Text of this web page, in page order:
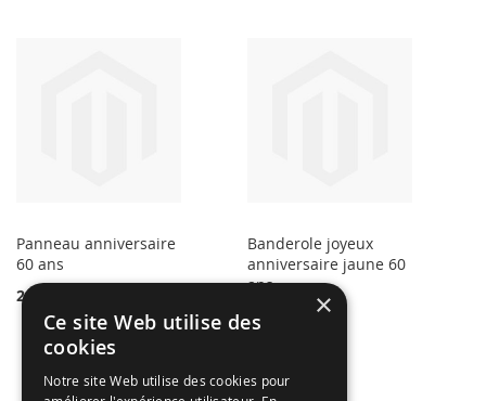
Panneau anniversaire
60 ans
2,99 €
Banderole joyeux
anniversaire jaune 60
ans
4,49 €
×
Ce site Web utilise des
cookies
Notre site Web utilise des cookies pour